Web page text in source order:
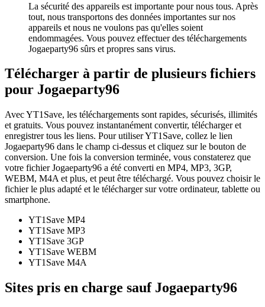
La sécurité des appareils est importante pour nous tous. Après
tout, nous transportons des données importantes sur nos
appareils et nous ne voulons pas qu'elles soient
endommagées. Vous pouvez effectuer des téléchargements
Jogaeparty96 sûrs et propres sans virus.
Télécharger à partir de plusieurs fichiers
pour Jogaeparty96
Avec YT1Save, les téléchargements sont rapides, sécurisés, illimités
et gratuits. Vous pouvez instantanément convertir, télécharger et
enregistrer tous les liens. Pour utiliser YT1Save, collez le lien
Jogaeparty96 dans le champ ci-dessus et cliquez sur le bouton de
conversion. Une fois la conversion terminée, vous constaterez que
votre fichier Jogaeparty96 a été converti en MP4, MP3, 3GP,
WEBM, M4A et plus, et peut être téléchargé. Vous pouvez choisir le
fichier le plus adapté et le télécharger sur votre ordinateur, tablette ou
smartphone.
YT1Save MP4
YT1Save MP3
YT1Save 3GP
YT1Save WEBM
YT1Save M4A
Sites pris en charge sauf Jogaeparty96